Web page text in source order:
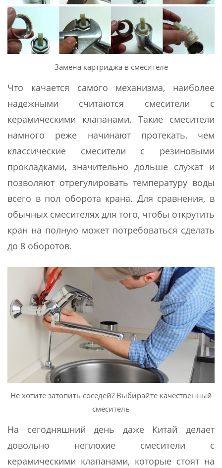
Замена картриджа в смесителе
Что качается самого механизма, наиболее
надежными считаются смесители с
керамическими клапанами. Такие смесители
намного реже начинают протекать, чем
классические смесители с резиновыми
прокладками, значительно дольше служат и
позволяют отрегулировать температуру воды
всего в пол оборота крана. Для сравнения, в
обычных смесителях для того, чтобы открутить
кран на полную может потребоваться сделать
до 8 оборотов.
Не хотите затопить соседей? Выбирайте качественный
смеситель
На сегодняшний день даже Китай делает
довольно неплохие смесители с
керамическими клапанами, которые стоят на